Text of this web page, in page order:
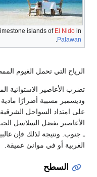
islands of El Nido in
Palawan
.
الرياح التي تحمل الغيوم
تضرب الأعاصير الاستوائية
وديسمبر مسببة أضرارًا
على امتداد السواحل
الأعاصير بفضل السلاسل
ـ جنوب. ونتيجة لذلك فإن
الغربية أو في موانئ عميقة.
السطح